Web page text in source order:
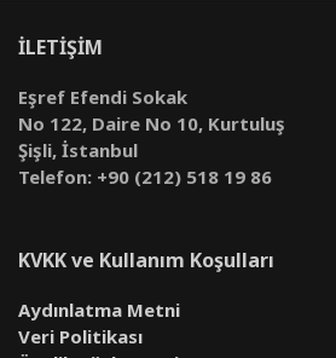
İLETİŞİM
Eşref Efendi Sokak
No 122, Daire No 10, Kurtuluş
Şişli, İstanbul
Telefon: +90 (212) 518 19 86
KVKK ve Kullanım Koşulları
Aydınlatma Metni
Veri Politikası